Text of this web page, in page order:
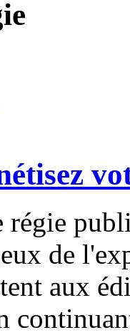
régie
de
aux